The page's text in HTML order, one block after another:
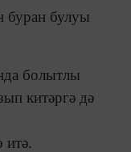
буран булуы
болытлы
китәргә дә
итә.